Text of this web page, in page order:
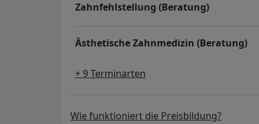
Zahnfehlstellung (Beratung)
Ästhetische Zahnmedizin (Beratung)
+ 9 Terminarten
Wie funktioniert die Preisbildung?